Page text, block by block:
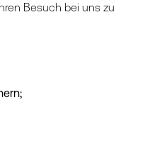
Besuch bei uns zu